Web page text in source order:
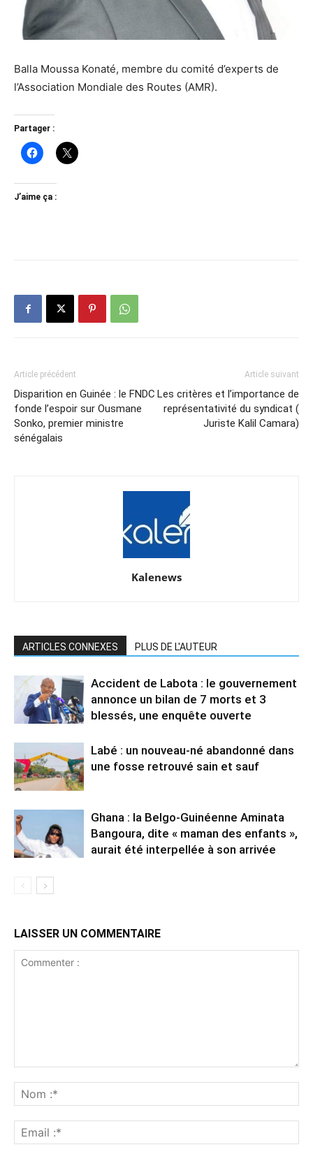
Balla Moussa Konaté, membre du comité d’experts de
l’Association Mondiale des Routes (AMR).
Partager :
J’aime ça :
Article précédent
Disparition en Guinée : le FNDC
fonde l’espoir sur Ousmane
Sonko, premier ministre
sénégalais
Article suivant
Les critères et l’importance de
représentativité du syndicat (
Juriste Kalil Camara)
Kalenews
ARTICLES CONNEXES PLUS DE L'AUTEUR
Accident de Labota : le gouvernement
annonce un bilan de 7 morts et 3
blessés, une enquête ouverte
Labé : un nouveau-né abandonné dans
une fosse retrouvé sain et sauf
Ghana : la Belgo-Guinéenne Aminata
Bangoura, dite « maman des enfants »,
aurait été interpellée à son arrivée
LAISSER UN COMMENTAIRE